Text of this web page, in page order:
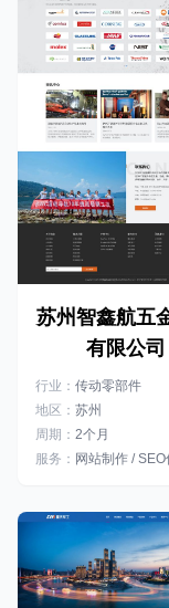
苏州智鑫航五
有限公司
行业： 传动零部件
地区： 苏州
周期： 2个月
服务： 网站制作 / SEO